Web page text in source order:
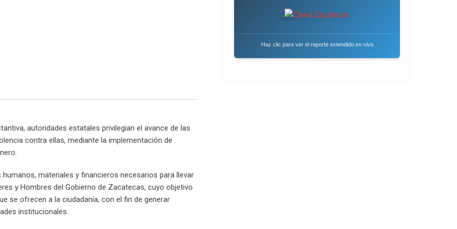
autoridades estatales privilegian el avance de las
contra ellas, mediante la implementación de
materiales y financieros necesarios para llevar
y Hombres del Gobierno de Zacatecas, cuyo objetivo
se ofrecen a la ciudadanía, con el fin de generar
institucionales.
Haz clic para ver el reporte extendido en vivo